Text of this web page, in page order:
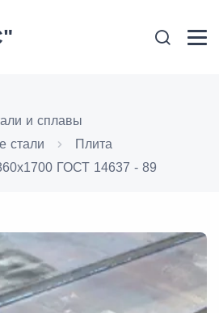
и сплавы
стали
Плита
ГОСТ 14637 - 89